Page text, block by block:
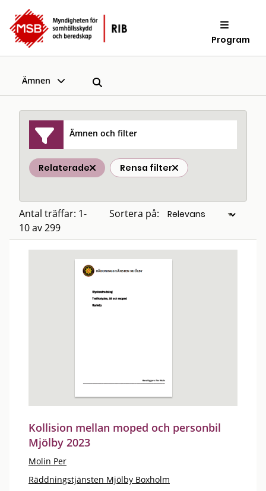
Program
Ämnen
Ämnen och filter
Relaterade Rensa filter
Antal träffar: 1-
10 av 299
Sortera på:
Kollision mellan moped och personbil
Mjölby 2023
Molin Per
Räddningstjänsten Mjölby Boxholm